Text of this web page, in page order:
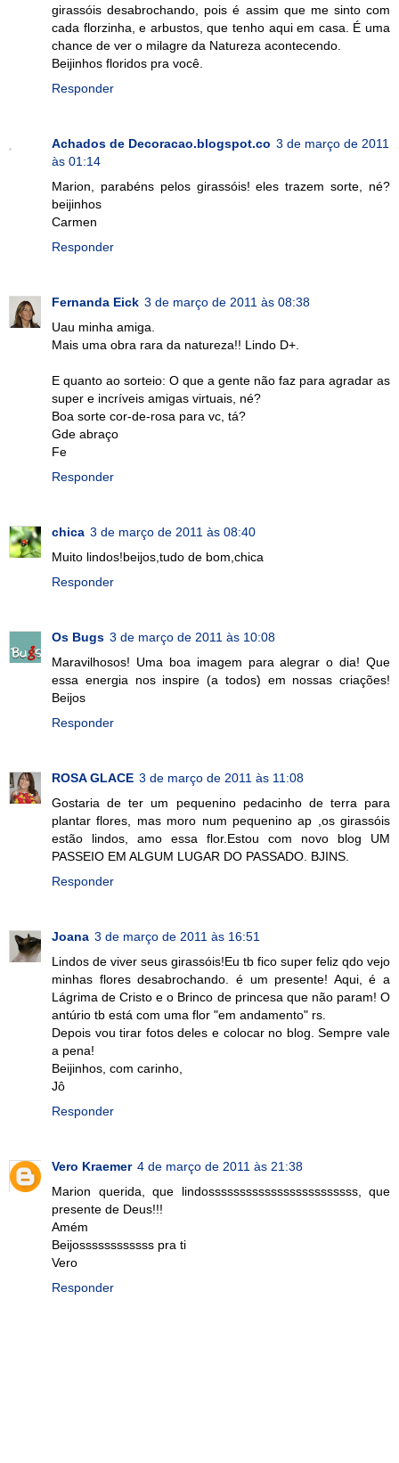
girassóis desabrochando, pois é assim que me sinto com
cada florzinha, e arbustos, que tenho aqui em casa. É uma
chance de ver o milagre da Natureza acontecendo.
Beijinhos floridos pra você.
Responder
Achados de Decoracao.blogspot.co 3 de março de 2011
às 01:14
Marion, parabéns pelos girassóis! eles trazem sorte, né?
beijinhos
Carmen
Responder
Fernanda Eick 3 de março de 2011 às 08:38
Uau minha amiga.
Mais uma obra rara da natureza!! Lindo D+.
E quanto ao sorteio: O que a gente não faz para agradar as
super e incríveis amigas virtuais, né?
Boa sorte cor-de-rosa para vc, tá?
Gde abraço
Fe
Responder
chica 3 de março de 2011 às 08:40
Muito lindos!beijos,tudo de bom,chica
Responder
Os Bugs 3 de março de 2011 às 10:08
Maravilhosos! Uma boa imagem para alegrar o dia! Que
essa energia nos inspire (a todos) em nossas criações!
Beijos
Responder
ROSA GLACE 3 de março de 2011 às 11:08
Gostaria de ter um pequenino pedacinho de terra para
plantar flores, mas moro num pequenino ap ,os girassóis
estão lindos, amo essa flor.Estou com novo blog UM
PASSEIO EM ALGUM LUGAR DO PASSADO. BJINS.
Responder
Joana 3 de março de 2011 às 16:51
Lindos de viver seus girassóis!Eu tb fico super feliz qdo vejo
minhas flores desabrochando. é um presente! Aqui, é a
Lágrima de Cristo e o Brinco de princesa que não param! O
antúrio tb está com uma flor "em andamento" rs.
Depois vou tirar fotos deles e colocar no blog. Sempre vale
a pena!
Beijinhos, com carinho,
Jô
Responder
Vero Kraemer 4 de março de 2011 às 21:38
Marion querida, que lindossssssssssssssssssssssss, que
presente de Deus!!!
Amém
Beijossssssssssss pra ti
Vero
Responder